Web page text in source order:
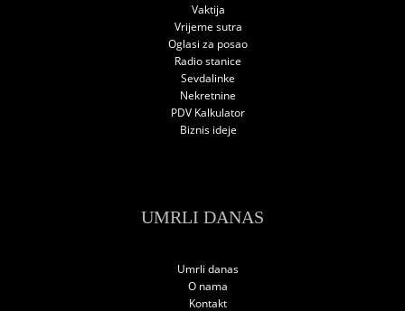
Vaktija
Vrijeme sutra
Oglasi za posao
Radio stanice
Sevdalinke
Nekretnine
PDV Kalkulator
Biznis ideje
UMRLI DANAS
Umrli danas
O nama
Kontakt